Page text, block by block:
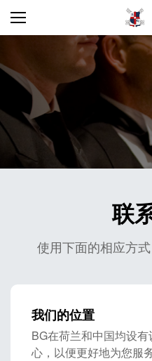
联
使用下面的相应方
我们的位置
BG在荷兰和中国均设有
心，以便更好地为您服